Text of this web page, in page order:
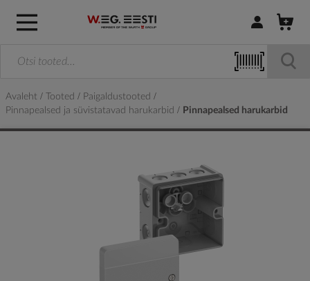
Logi sisse /
Avaleht Tooted
Paigaldustooted
Pinnapealsed ja süvistatavad harukarbid
Pinnapealsed harukarbid